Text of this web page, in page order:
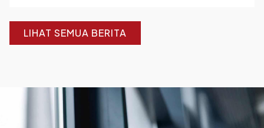
LIHAT SEMUA BERITA